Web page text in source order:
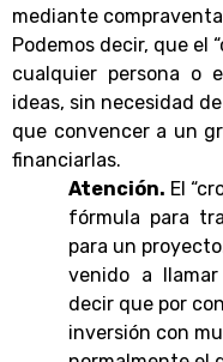
mediante
Podemos decir, que el
cualquier persona o
ideas, sin necesidad
que convencer a un
financiarlas.
Atención. El
fórmula para
para un
venido a llamar
decir que por
inversión con